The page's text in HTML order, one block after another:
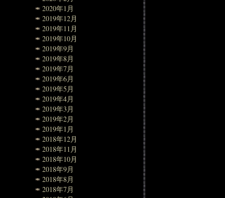
2020年1月
2019年12月
2019年11月
2019年10月
2019年9月
2019年8月
2019年7月
2019年6月
2019年5月
2019年4月
2019年3月
2019年2月
2019年1月
2018年12月
2018年11月
2018年10月
2018年9月
2018年8月
2018年7月